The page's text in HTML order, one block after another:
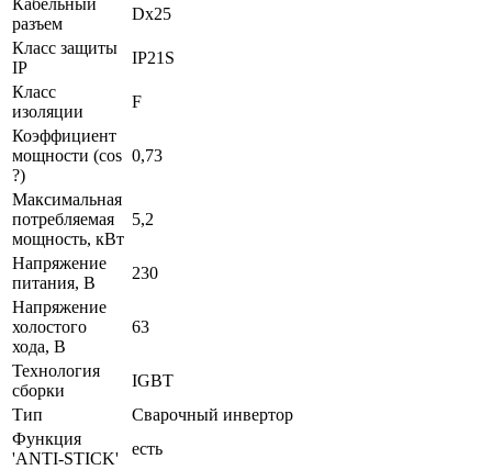
Кабельный
разъем
Dx25
Класс защиты
IP
IP21S
Класс
изоляции
F
Коэффициент
мощности (cos
?)
0,73
Максимальная
потребляемая
мощность, кВт
5,2
Напряжение
питания, В
230
Напряжение
холостого
хода, В
63
Технология
сборки
IGBT
Тип
Сварочный инвертор
Функция
'ANTI-STICK'
есть